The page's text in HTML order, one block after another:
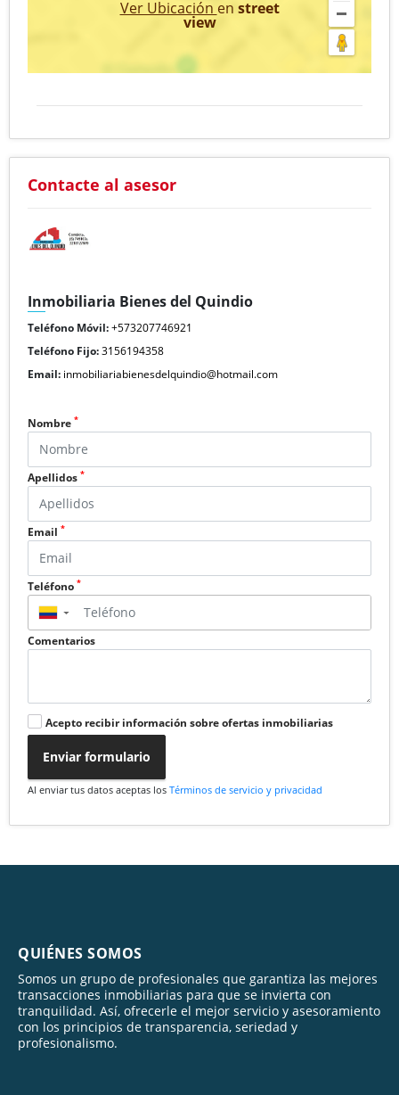
Ver Ubicación en street
view
Contacte al asesor
Inmobiliaria Bienes del Quindio
Teléfono Móvil:+573207746921
Teléfono Fijo:3156194358
Email: inmobiliariabienesdelquindio@hotmail.com
Nombre *
Apellidos *
Email *
Teléfono *
▼
Comentarios
Acepto recibir información sobre ofertas inmobiliarias
Enviar formulario
Al enviar tus datos aceptas los Términos de servicio y privacidad
QUIÉNES SOMOS
Somos un grupo de profesionales que garantiza las mejores
transacciones inmobiliarias para que se invierta con
tranquilidad. Así, ofrecerle el mejor servicio y asesoramiento
con los principios de transparencia, seriedad y
profesionalismo.